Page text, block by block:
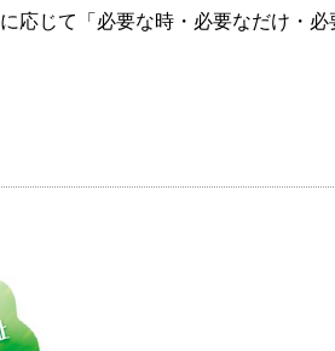
応じて「必要な時・必要なだけ・必